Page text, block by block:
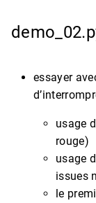
essayer
usage
rouge)
usage
issues
le